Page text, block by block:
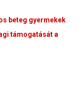
beteg gyermekek
támogatását a